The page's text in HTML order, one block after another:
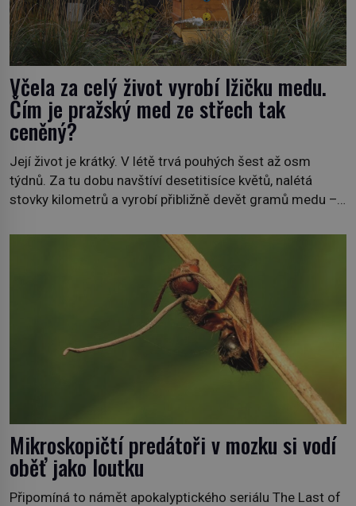
Včela za celý život vyrobí lžičku medu.
Čím je pražský med ze střech tak
ceněný?
Její život je krátký. V létě trvá pouhých šest až osm
týdnů. Za tu dobu navštíví desetitisíce květů, nalétá
stovky kilometrů a vyrobí přibližně devět gramů medu –
bezvýznamná. Teprve když se spojí s dalšími desítkami
tisíc příslušnic svého včelstva, vznikne jeden z
nejdokonalejších organismů […]
Mikroskopičtí predátoři v mozku si vodí
oběť jako loutku
Připomíná to námět apokalyptického seriálu The Last of